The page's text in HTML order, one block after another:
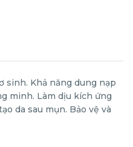
sinh. Khả năng dung nạp
minh. Làm dịu kích ứng
da sau mụn. Bảo vệ và